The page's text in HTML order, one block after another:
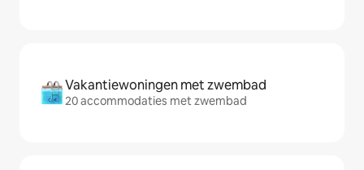
Vakantiewoningen met zwembad
20 accommodaties met zwembad